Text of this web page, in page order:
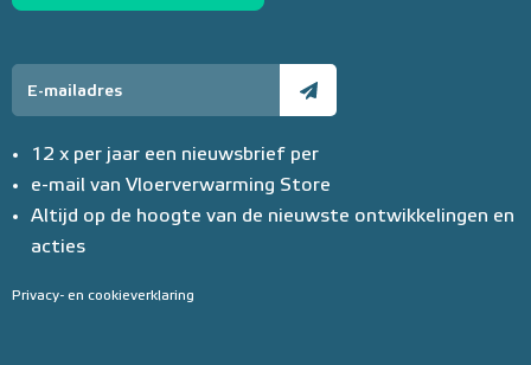
12 x per jaar een nieuwsbrief per
e-mail van Vloerverwarming Store
Altijd op de hoogte van de nieuwste ontwikkelingen en
acties
Privacy- en cookieverklaring